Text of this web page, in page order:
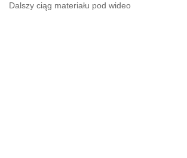
Dalszy ciąg materiału pod wideo